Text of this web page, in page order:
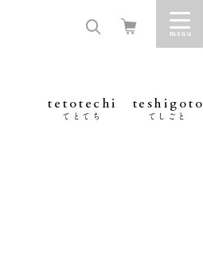
tetotechi
てとてち
teshigoto
てしごと